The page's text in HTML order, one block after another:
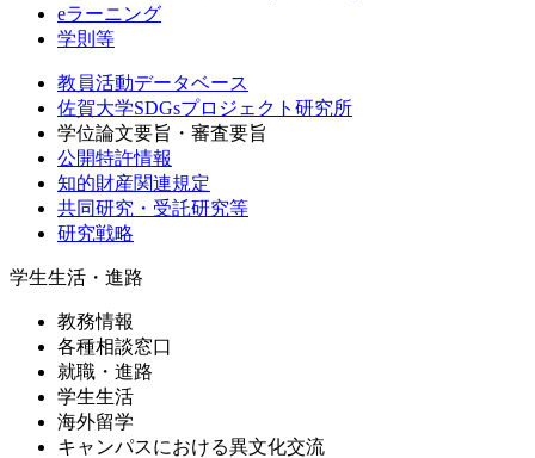
eラーニング
学則等
教員活動データベース
佐賀大学SDGsプロジェクト研究所
学位論文要旨・審査要旨
公開特許情報
知的財産関連規定
共同研究・受託研究等
研究戦略
学生生活・進路
教務情報
各種相談窓口
就職・進路
学生生活
海外留学
キャンパスにおける異文化交流